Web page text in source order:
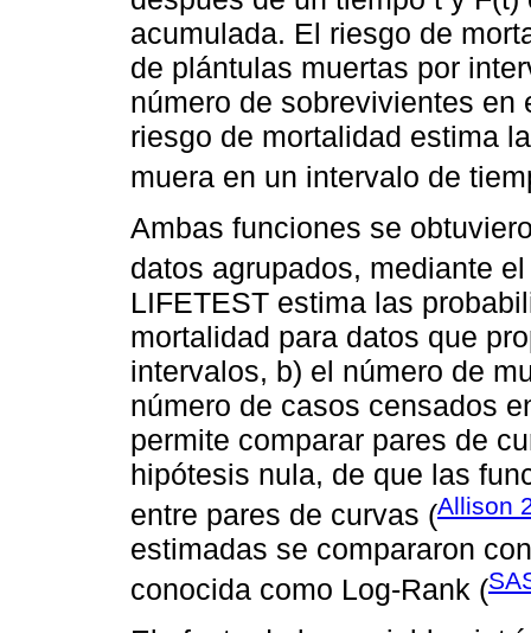
acumulada. El riesgo de
de plántulas muertas por
número de sobrevivientes
riesgo de mortalidad estima
muera en un intervalo de
Ambas funciones se
datos agrupados, mediante
LIFETEST estima las
mortalidad para datos que
intervalos, b) el número de
número de casos censados
permite comparar pares de
hipótesis nula, de que las
entre pares de curvas (Allison
estimadas se compararon
conocida como Log-Rank (